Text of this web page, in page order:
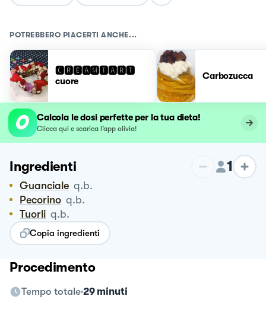
POTREBBERO PIACERTI ANCHE...
🅲🆁🅴🅰🅼🆃🅰🆁🆃
cuore
Carbozucca
Calcola le dosi perfette per la tua dieta!
Clicca qui e scarica l’app olivia!
Ingredienti 1
Guanciale q.b.
Pecorino q.b.
Tuorli q.b.
Copia ingredienti
Procedimento
Tempo totale 29 minuti